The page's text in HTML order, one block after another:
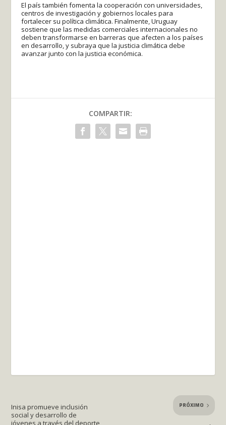
El país también fomenta la cooperación con universidades,
centros de investigación y gobiernos locales para
fortalecer su política climática. Finalmente, Uruguay
sostiene que las medidas comerciales internacionales no
deben transformarse en barreras que afecten a los países
en desarrollo, y subraya que la justicia climática debe
avanzar junto con la justicia económica.
COMPARTIR:
Inisa promueve inclusión
social y desarrollo de
jóvenes a través del deporte
PRÓXIMO